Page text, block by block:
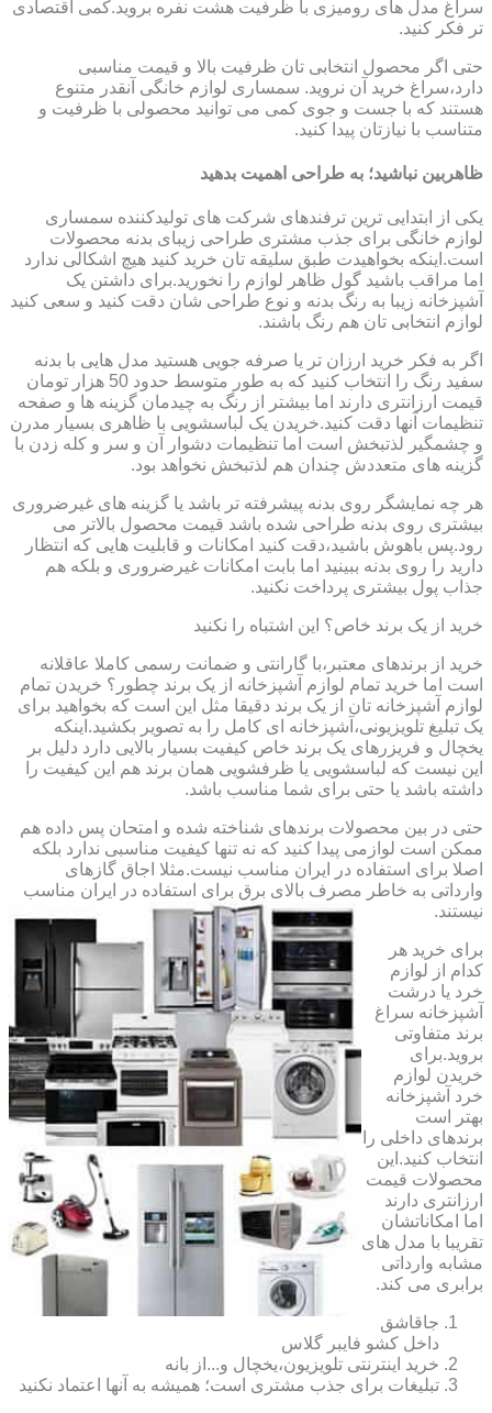
سراغ مدل های رومیزی با ظرفیت هشت نفره بروید.کمی اقتصادی
تر فکر کنید.
حتی اگر محصول انتخابی تان ظرفیت بالا و قیمت مناسبی
دارد،سراغ خرید آن نروید. سمساری لوازم خانگی آنقدر متنوع
هستند که با جست و جوی کمی می توانید محصولی با ظرفیت و
متناسب با نیازتان پیدا کنید.
ظاهربین نباشید؛ به طراحی اهمیت بدهید
یکی از ابتدایی ترین ترفندهای شرکت های تولیدکننده سمساری
لوازم خانگی برای جذب مشتری طراحی زیبای بدنه محصولات
است.اینکه بخواهیدت طبق سلیقه تان خرید کنید هیچ اشکالی ندارد
اما مراقب باشید گول ظاهر لوازم را نخورید.برای داشتن یک
آشپزخانه زیبا به رنگ بدنه و نوع طراحی شان دقت کنید و سعی کنید
لوازم انتخابی تان هم رنگ باشند.
اگر به فکر خرید ارزان تر یا صرفه جویی هستید مدل هایی با بدنه
سفید رنگ را انتخاب کنید که به طور متوسط حدود 50 هزار تومان
قیمت ارزانتری دارند اما بیشتر از رنگ به چیدمان گزینه ها و صفحه
تنظیمات آنها دقت کنید.خریدن یک لباسشویی با ظاهری بسیار مدرن
و چشمگیر لذتبخش است اما تنظیمات دشوار آن و سر و کله زدن با
گزینه های متعددش چندان هم لذتبخش نخواهد بود.
هر چه نمایشگر روی بدنه پیشرفته تر باشد یا گزینه های غیرضروری
بیشتری روی بدنه طراحی شده باشد قیمت محصول بالاتر می
رود.پس باهوش باشید،دقت کنید امکانات و قابلیت هایی که انتظار
دارید را روی بدنه ببینید اما بابت امکانات غیرضروری و بلکه هم
جذاب پول بیشتری پرداخت نکنید.
خرید از یک برند خاص؟ این اشتباه را نکنید
خرید از برندهای معتبر،با گارانتی و ضمانت رسمی کاملا عاقلانه
است اما خرید تمام لوازم آشپزخانه از یک برند چطور؟ خریدن تمام
لوازم آشپزخانه تان از یک برند دقیقا مثل این است که بخواهید برای
یک تبلیغ تلویزیونی،آشپزخانه ای کامل را به تصویر بکشید.اینکه
یخچال و فریزرهای یک برند خاص کیفیت بسیار بالایی دارد دلیل بر
این نیست که لباسشویی یا ظرفشویی همان برند هم این کیفیت را
داشته باشد یا حتی برای شما مناسب باشد.
حتی در بین محصولات برندهای شناخته شده و امتحان پس داده هم
ممکن است لوازمی پیدا کنید که نه تنها کیفیت مناسبی ندارد بلکه
اصلا برای استفاده در ایران مناسب نیست.مثلا اجاق گازهای
وارداتی به خاطر مصرف بالای برق برای استفاده در ایران مناسب
نیستند.
برای خرید هر
کدام از لوازم
خرد یا درشت
آشپزخانه سراغ
برند متفاوتی
بروید.برای
خریدن لوازم
خرد آشپزخانه
بهتر است
برندهای داخلی را
انتخاب کنید.این
محصولات قیمت
ارزانتری دارند
اما امکاناتشان
تقریبا با مدل های
مشابه وارداتی
برابری می کند.
جاقاشق
داخل کشو فایبر گلاس
خرید اینترنتی تلویزیون،یخچال و...از بانه
تبلیغات برای جذب مشتری است؛ همیشه به آنها اعتماد نکنید